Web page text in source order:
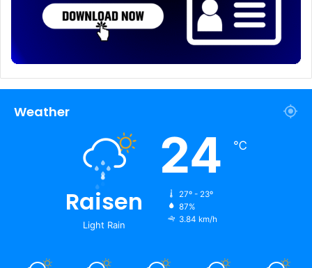
Weather
Raisen
Light Rain
24 ℃
27º - 23º
87%
3.84 km/h